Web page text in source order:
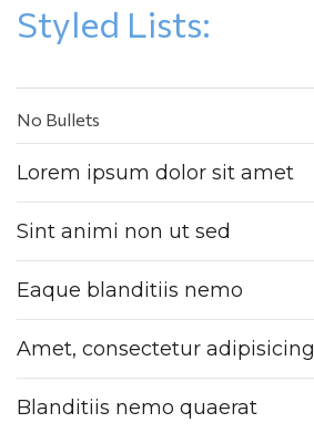
Styled Lists:
No Bullet
Lorem ipsum dolor sit amet
Sint animi non ut sed
Eaque blanditiis nemo
Amet, consectetur adipisicing
Blanditiis nemo quaerat